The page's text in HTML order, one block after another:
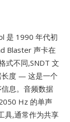
是 1990 年代初
Blaster 声卡在
式不同,SNDT 文
长度 — 这是一个
息。音频数据
Hz 的单声
具,通常作为共享